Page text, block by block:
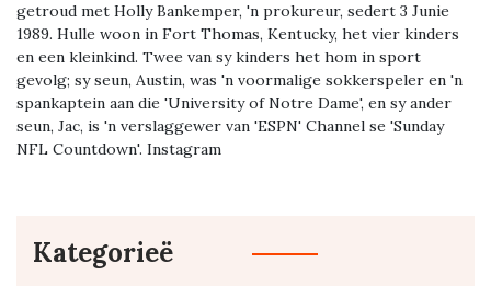
getroud met Holly Bankemper, 'n prokureur, sedert 3 Junie
1989. Hulle woon in Fort Thomas, Kentucky, het vier kinders
en een kleinkind. Twee van sy kinders het hom in sport
gevolg; sy seun, Austin, was 'n voormalige sokkerspeler en 'n
spankaptein aan die 'University of Notre Dame', en sy ander
seun, Jac, is 'n verslaggewer van 'ESPN' Channel se 'Sunday
NFL Countdown'. Instagram
Kategorieë